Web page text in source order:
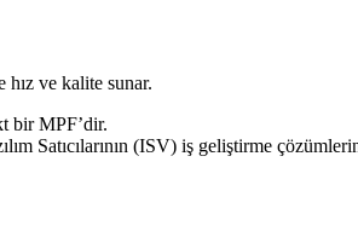
hız ve kalite sunar.
bir MPF’dir.
Satıcılarının (ISV) iş geliştirme